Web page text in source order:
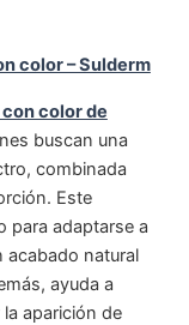
color – Sulderm
color de
buscan una
combinada
Este
para adaptarse a
natural
ayuda a
aparición de